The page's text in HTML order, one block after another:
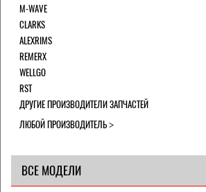
M-WAVE
CLARKS
ALEXRIMS
REMERX
WELLGO
RST
ДРУГИЕ ПРОИЗВОДИТЕЛИ ЗАПЧАСТЕЙ
ЛЮБОЙ ПРОИЗВОДИТЕЛЬ
ВСЕ МОДЕЛИ